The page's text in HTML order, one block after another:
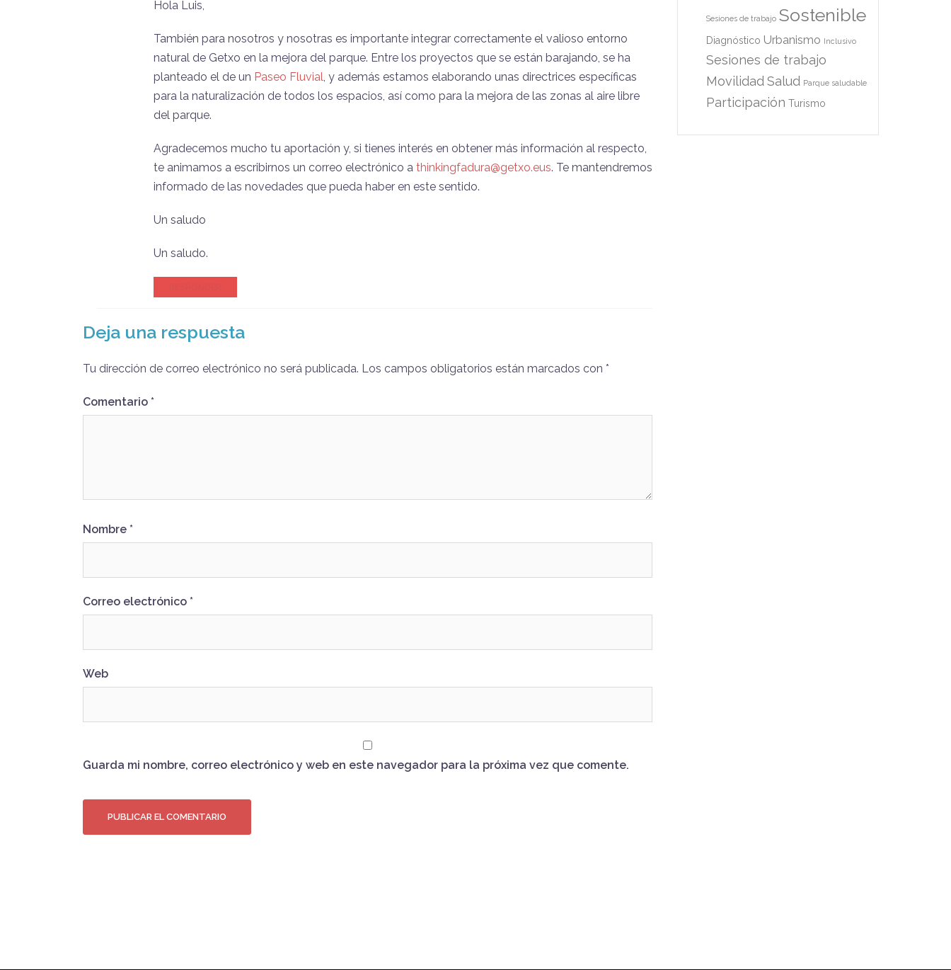
Hola Luis,
También para nosotros y nosotras es importante integrar correctamente el valioso entorno
natural de Getxo en la mejora del parque. Entre los proyectos que se están barajando, se ha
planteado el de un Paseo Fluvial, y además estamos elaborando unas directrices específicas
para la naturalización de todos los espacios, así como para la mejora de las zonas al aire libre
del parque.
Agradecemos mucho tu aportación y, si tienes interés en obtener más información al respecto,
te animamos a escribirnos un correo electrónico a thinkingfadura@getxo.eus. Te mantendremos
informado de las novedades que pueda haber en este sentido.
Un saludo
Un saludo.
Deja una respuesta
Tu dirección de correo electrónico no será publicada. Los campos obligatorios están marcados con *
Comentario *
Nombre *
Correo electrónico *
Web
Guarda mi nombre, correo electrónico y web en este navegador para la próxima vez que comente.
Sesiones de trabajo Sostenible
Diagnóstico Urbanismo Inclusivo
Sesiones de trabajo
Movilidad Salud Parque saludable
Participación Turismo